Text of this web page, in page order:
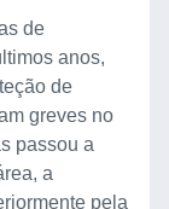
de
anos,
de
greves no
passou a
a
pela